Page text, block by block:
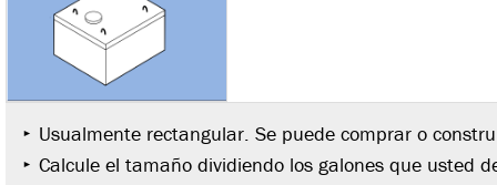
Usualmente rectangular. Se puede comprar o
Calcule el tamaño dividiendo los galones que usted